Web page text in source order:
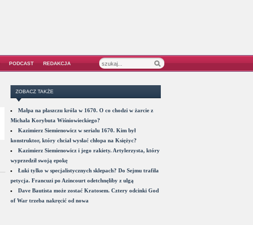
PODCAST REDAKCJA
ZOBACZ TAKŻE
Małpa na płaszczu króla w 1670. O co chodzi w żarcie z
Michała Korybuta Wiśniowieckiego?
Kazimierz Siemienowicz w serialu 1670. Kim był
konstruktor, który chciał wysłać chłopa na Księżyc?
Kazimierz Siemienowicz i jego rakiety. Artylerzysta, który
wyprzedził swoją epokę
Łuki tylko w specjalistycznych sklepach? Do Sejmu trafiła
petycja. Francuzi po Azincourt odetchnęliby z ulgą
Dave Bautista może zostać Kratosem. Cztery odcinki God
of War trzeba nakręcić od nowa